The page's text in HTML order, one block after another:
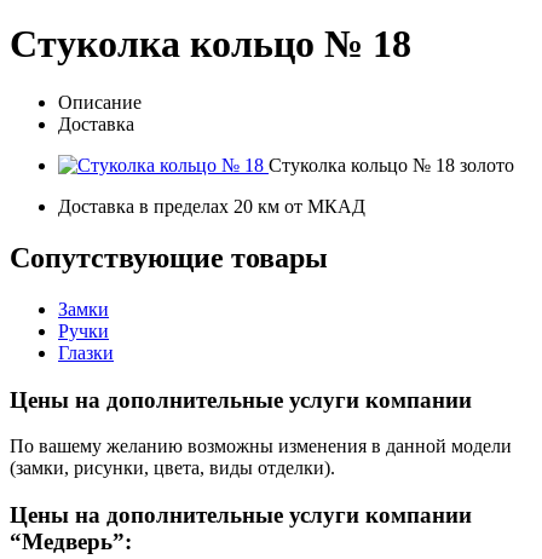
Стуколка кольцо № 18
Описание
Доставка
Стуколка кольцо № 18 золото
Доставка в пределах 20 км от МКАД
Сопутствующие товары
Замки
Ручки
Глазки
Цены на дополнительные услуги компании
По вашему желанию возможны изменения в данной модели
(замки, рисунки, цвета, виды отделки).
Цены на дополнительные услуги компании
“Медверь”: